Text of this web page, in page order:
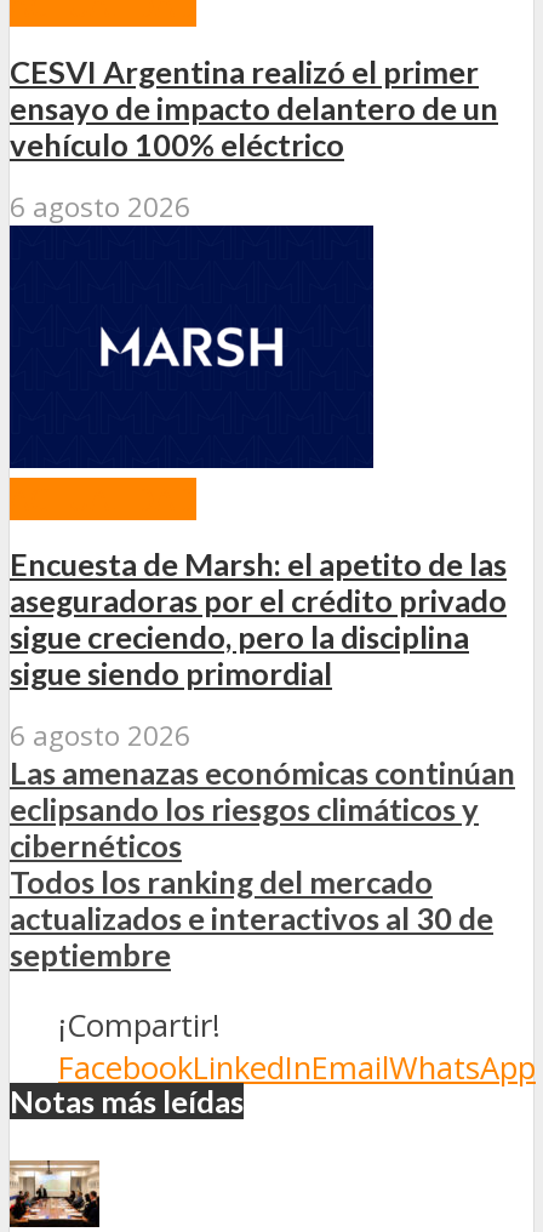
CESVI Argentina realizó el primer
ensayo de impacto delantero de un
vehículo 100% eléctrico
6 agosto 2026
Encuesta de Marsh: el apetito de las
aseguradoras por el crédito privado
sigue creciendo, pero la disciplina
sigue siendo primordial
6 agosto 2026
Las amenazas económicas continúan
eclipsando los riesgos climáticos y
cibernéticos
Todos los ranking del mercado
actualizados e interactivos al 30 de
septiembre
¡Compartir!
FacebookLinkedInEmailWhatsApp
Notas más leídas